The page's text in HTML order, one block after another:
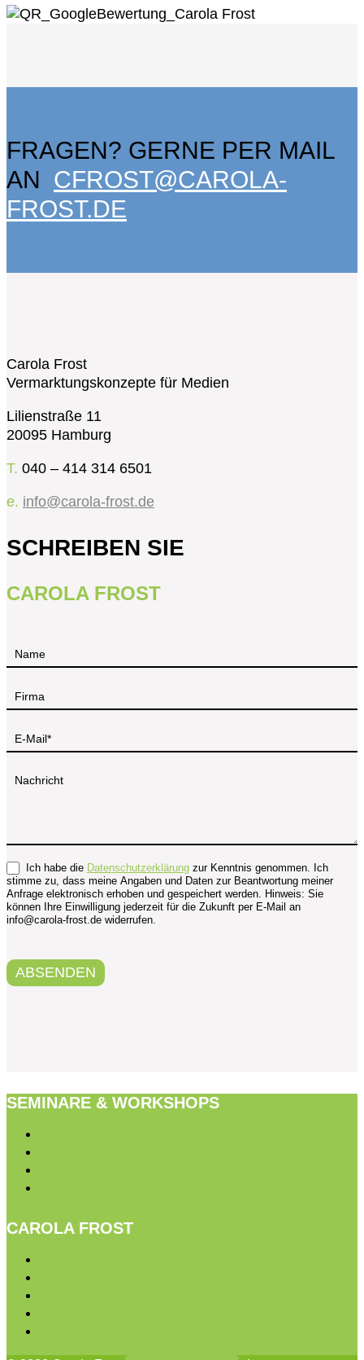
FRAGEN? GERNE PER MAIL
AN CFROST@CAROLA-
FROST.DE
Carola Frost
Vermarktungskonzepte für Medien
Lilienstraße 11
20095 Hamburg
T. 040 – 414 314 6501
e. info@carola-frost.de
SCHREIBEN SIE
CAROLA FROST
Kontakt
Ich habe die Datenschutzerklärung zur Kenntnis genommen. Ich
stimme zu, dass meine Angaben und Daten zur Beantwortung meiner
Anfrage elektronisch erhoben und gespeichert werden. Hinweis: Sie
können Ihre Einwilligung jederzeit für die Zukunft per E-Mail an
info@carola-frost.de widerrufen.
ABSENDEN
SEMINARE & WORKSHOPS
CAROLA FROST